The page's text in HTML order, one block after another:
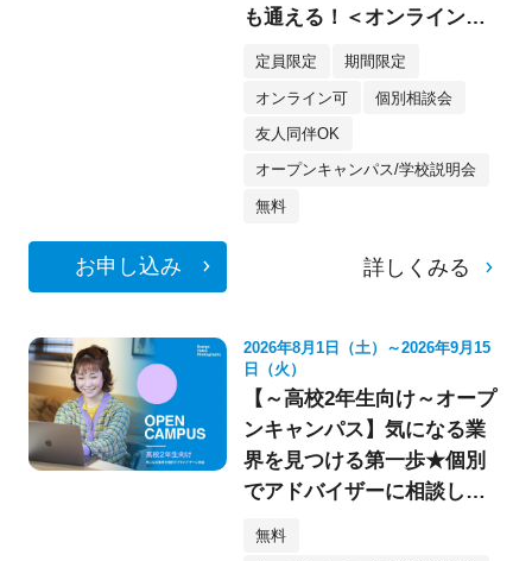
も通える！＜オンライン参
加もOK★＞
定員限定 期間限定
オンライン可 個別相談会
友人同伴OK
オープンキャンパス/学校説明会
無料
お申し込み 詳しくみる
2026年8月1日（土）～2026年9月15
日（火）
【～高校2年生向け～オープ
ンキャンパス】気になる業
界を見つける第一歩★個別
でアドバイザーに相談して
みよう！
無料